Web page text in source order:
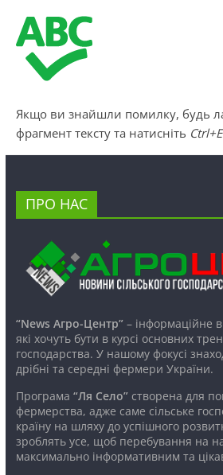
Якщо ви знайшли помилку, будь
фрагмент тексту та натисніть
ПРО НАС
“News Агро-Центр”– інформаційне
які хочуть бути в курсі основних
господарства. У нашому фокусі
дрібні та середні фермери України.
Програма “Ля Село”створена для
фермерства, адже саме сільське
країну на шляху до успішного
зроблять усе, щоб перебування на
максимально інформативним та